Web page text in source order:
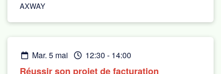
AXWAY
mar. 5 mai 12:30 - 14:00
Réussir son projet de facturation